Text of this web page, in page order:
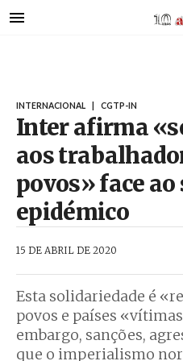
para
INTERNACIONAL CGTP-IN
Inter afirma
aos
povos» face
epidémico
15 DE ABRIL DE 2020
Esta solidariedade é
povos e países
embargo, sanções,
que o imperialismo